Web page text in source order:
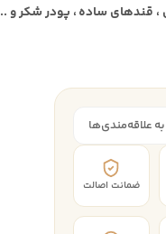
قندهای ساده ، پودر شکر و ...
علاقه‌مندی‌ها
ضمانت اصالت